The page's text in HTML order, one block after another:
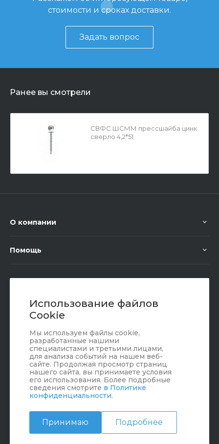
Использование файлов
Cookie
Мы используем файлы cookie,
разработанные нашими
специалистами и третьими лицами,
для анализа событий на нашем веб-
сайте. Продолжая просмотр страниц
нашего сайта, вы принимаете условия
его использования. Более подробные
сведения смотрите в Политике
конфиденциальности.
Принимаю Подробнее
стоимости и сроках доставки.
Задать вопрос
Ранее вы смотрели
СВФС ШСММ прессшайба цинк
сверло 4,2*51
О компании
Помощь
г. Юрюзань, ул. Пролетарская, 101